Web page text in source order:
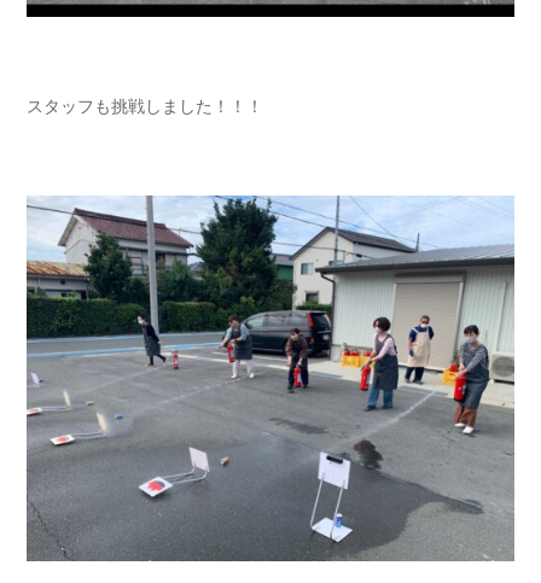
スタッフも挑戦しました！！！